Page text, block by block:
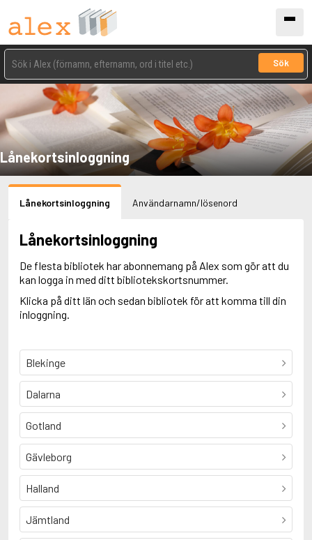
Sök
Lånekortsinloggning
Lånekortsinloggning Användarnamn/lösenord
Lånekortsinloggning
De flesta bibliotek har abonnemang på Alex som gör att du
kan logga in med ditt bibliotekskortsnummer.
Klicka på ditt län och sedan bibliotek för att komma till din
inloggning.
Blekinge
Dalarna
Gotland
Gävleborg
Halland
Jämtland